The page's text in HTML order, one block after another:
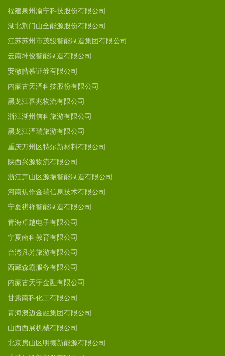
福建泉州渝宁科技股份有限公司
湖北荆门山全能源股份有限公司
江苏苏州市茂骏智能制造集团有限公司
云南坤俊智能制造有限公司
安徽皓慕证券有限公司
内蒙古天泽科技股份有限公司
黑龙江喜兆物流有限公司
浙江湖州信科旅游有限公司
黑龙江泽瑞旅游有限公司
重庆万州区特尔新材料有限公司
陕西兴源物流有限公司
浙江萧山区源振智能制造有限公司
河南焦作金瑞信息技术有限公司
宁夏祺祥智能制造有限公司
青海卓越电子有限公司
宁夏南科教育有限公司
台湾凡芳旅游有限公司
西藏森霸服务有限公司
内蒙古天宇金融有限公司
甘肃南科化工有限公司
青海澳迈金融集团有限公司
山西西展机械有限公司
北京房山区明德新能源有限公司